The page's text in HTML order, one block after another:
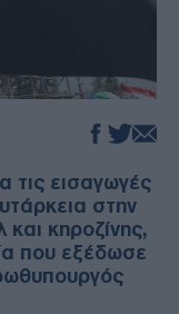
τις εισαγωγές
στην
και κηροζίνης,
που εξέδωσε